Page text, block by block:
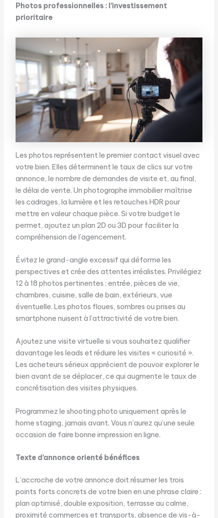
Photos professionnelles : l’investissement
prioritaire
Les photos représentent le premier contact visuel avec
votre bien. Elles déterminent le taux de clics sur votre
annonce, le nombre de demandes de visite et, au final,
le délai de vente. Un photographe immobilier maîtrise
les cadrages, la lumière et les retouches HDR pour
mettre en valeur chaque pièce. Si votre budget le
permet, ajoutez un plan 2D ou 3D pour faciliter la
compréhension de l’agencement.
Évitez le grand-angle excessif qui déforme les
perspectives et crée des attentes irréalistes. Privilégiez
12 à 18 photos pertinentes : entrée, pièces de vie,
chambres, cuisine, salle de bain, extérieurs, vue
éventuelle. Les photos floues, sombres ou prises au
smartphone nuisent à l’attractivité de votre bien.
Ajoutez une visite virtuelle si vous souhaitez qualifier
davantage les leads et réduire les visites « curiosité ».
Les acheteurs sérieux apprécient de pouvoir explorer le
bien avant de se déplacer, ce qui augmente le taux de
concrétisation des visites physiques.
Programmez le shooting photo uniquement après le
home staging, jamais avant. Vous n’aurez qu’une seule
occasion de faire bonne impression en ligne.
Texte d’annonce orienté bénéfices
L’accroche de votre annonce doit résumer les trois
points forts concrets de votre bien en une phrase claire :
plan optimisé, double exposition, terrasse au calme,
proximité commerces et transports, absence de vis-à-